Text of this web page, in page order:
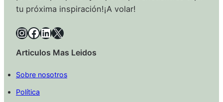
tu próxima inspiración!¡A volar!
InstagramFacebook LinkedIn X
Articulos Mas Leidos
Sobre nosotros
Política